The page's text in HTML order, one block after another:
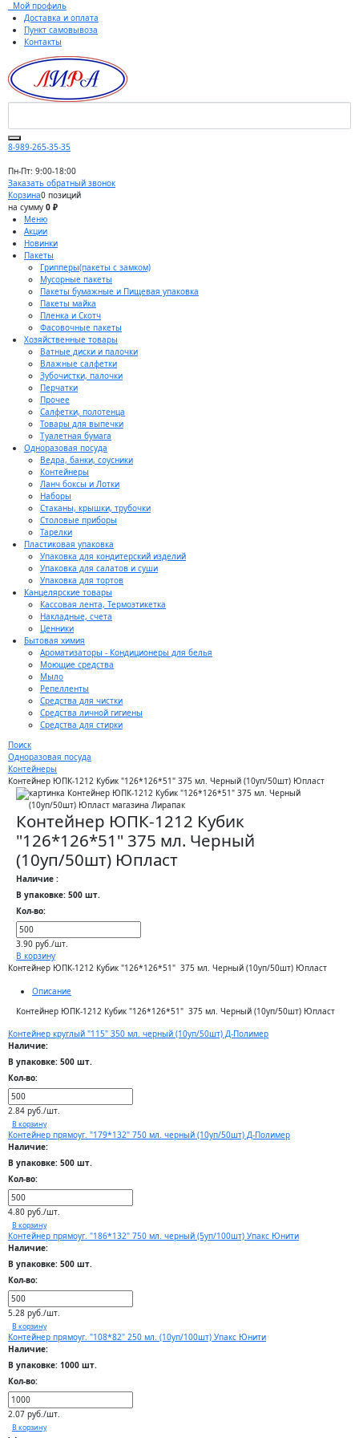
Мой профиль
Доставка и оплата
Пункт самовывоза
Контакты
8-989-265-35-35
Пн-Пт: 9:00-18:00
Заказать обратный звонок
Корзина0 позиций
на сумму 0 ₽
Меню
Акции
Новинки
Пакеты
Грипперы(пакеты с замком)
Мусорные пакеты
Пакеты бумажные и Пищевая упаковка
Пакеты майка
Пленка и Скотч
Фасовочные пакеты
Хозяйственные товары
Ватные диски и палочки
Влажные салфетки
Зубочистки, палочки
Перчатки
Прочее
Салфетки, полотенца
Товары для выпечки
Туалетная бумага
Одноразовая посуда
Ведра, банки, соусники
Контейнеры
Ланч боксы и Лотки
Наборы
Стаканы, крышки, трубочки
Столовые приборы
Тарелки
Пластиковая упаковка
Упаковка для кондитерский изделий
Упаковка для салатов и суши
Упаковка для тортов
Канцелярские товары
Кассовая лента, Термоэтикетка
Накладные, счета
Ценники
Бытовая химия
Ароматизаторы - Кондиционеры для белья
Моющие средства
Мыло
Репелленты
Средства для чистки
Средства личной гигиены
Средства для стирки
Поиск
Одноразовая посуда
Контейнеры
Контейнер ЮПК-1212 Кубик "126*126*51" 375 мл. Черный (10уп/50шт) Юпласт
Контейнер ЮПК-1212 Кубик
"126*126*51" 375 мл. Черный
(10уп/50шт) Юпласт
Наличие :
В упаковке: 500 шт.
Кол-во:
3.90 руб./шт.
В корзину
Контейнер ЮПК-1212 Кубик "126*126*51" 375 мл. Черный (10уп/50шт) Юпласт
Описание
Контейнер ЮПК-1212 Кубик "126*126*51" 375 мл. Черный (10уп/50шт) Юпласт
Контейнер круглый "115" 350 мл. черный (10уп/50шт) Д-Полимер
Наличие:
В упаковке: 500 шт.
Кол-во:
2.84 руб./шт.
В корзину
Контейнер прямоуг. "179*132" 750 мл. черный (10уп/50шт) Д-Полимер
Наличие:
В упаковке: 500 шт.
Кол-во:
4.80 руб./шт.
В корзину
Контейнер прямоуг. "186*132" 750 мл. черный (5уп/100шт) Упакс Юнити
Наличие:
В упаковке: 500 шт.
Кол-во:
5.28 руб./шт.
В корзину
Контейнер прямоуг. "108*82" 250 мл. (10уп/100шт) Упакс Юнити
Наличие:
В упаковке: 1000 шт.
Кол-во:
2.07 руб./шт.
В корзину